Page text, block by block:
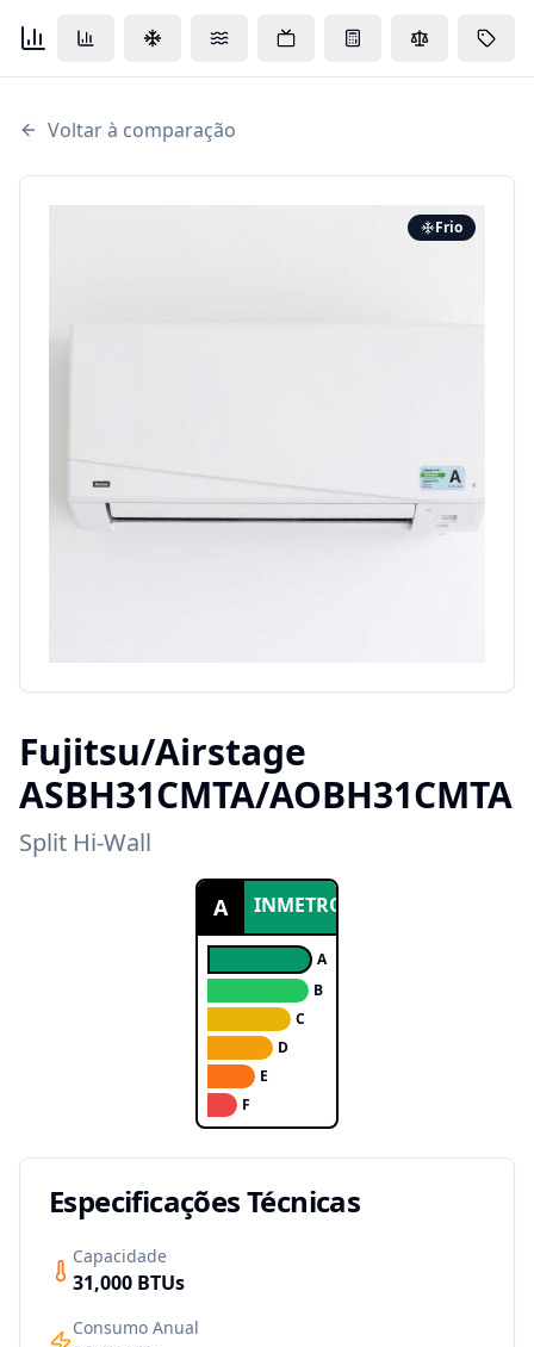
Voltar à comparação
Frio
Fujitsu/Airstage
ASBH31CMTA/AOBH31CMTA
Split Hi-Wall
A INMETRO
A
B
C
D
E
F
Especificações Técnicas
Capacidade
31,000 BTUs
Consumo Anual